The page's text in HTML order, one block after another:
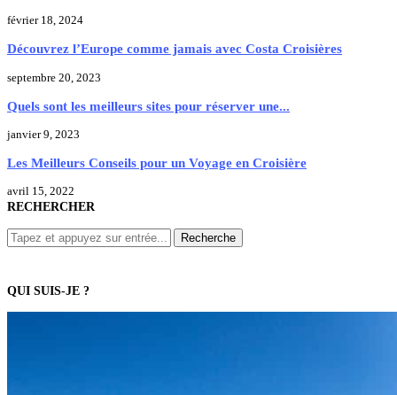
février 18, 2024
Découvrez l’Europe comme jamais avec Costa Croisières
septembre 20, 2023
Quels sont les meilleurs sites pour réserver une...
janvier 9, 2023
Les Meilleurs Conseils pour un Voyage en Croisière
avril 15, 2022
RECHERCHER
QUI SUIS-JE ?